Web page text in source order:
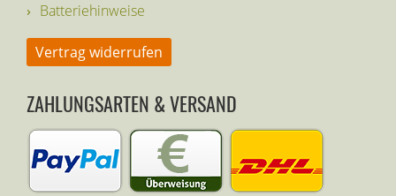
Batteriehinweise
Vertrag widerrufen
ZAHLUNGSARTEN & VERSAND